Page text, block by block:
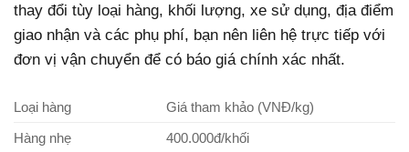
thay đổi tùy loại hàng, khối lượng, xe sử dụng, địa điểm
giao nhận và các phụ phí, bạn nên liên hệ trực tiếp với
đơn vị vận chuyển để có báo giá chính xác nhất.
Loại hàng
Giá tham khảo (VNĐ/kg)
Hàng nhẹ
400.000đ/khối